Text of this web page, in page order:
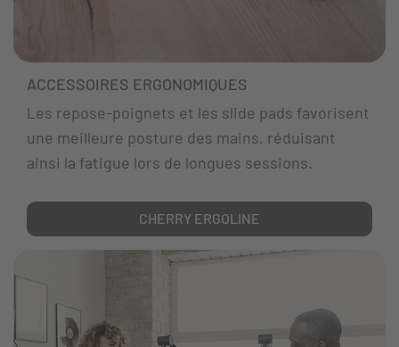
ACCESSOIRES ERGONOMIQUES
Les repose-poignets et les slide pads favorisent
une meilleure posture des mains, réduisant
ainsi la fatigue lors de longues sessions.
CHERRY ERGOLINE